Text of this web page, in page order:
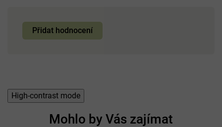
Přidat hodnocení
High-contrast mode
Mohlo by Vás zajímat